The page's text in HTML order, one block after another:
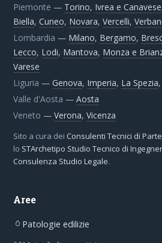
Piemonte — Torino, Ivrea e Canavese
Biella, Cuneo, Novara, Vercelli,
Lombardia — Milano, Bergamo,
Lecco, Lodi, Mantova, Monza e
Varese
Liguria — Genova, Imperia, La Spezia,
Valle d'Aosta — Aosta
Veneto — Verona, Vicenza
Sito a cura dei Consulenti Tecnici di Parte
lo STArchetipo Studio Tecnico di
Consulenza Studio Legale.
Aree
Patologie edilizie